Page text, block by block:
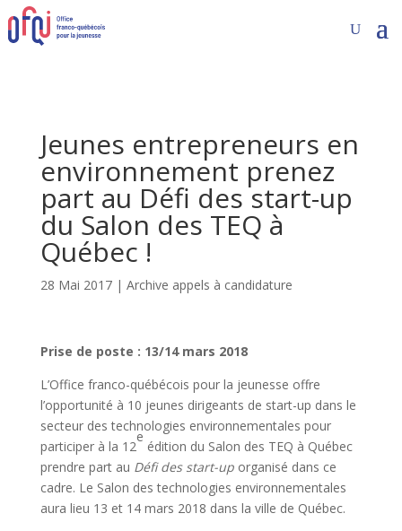
Jeunes entrepreneurs en
environnement prenez
part au Défi des start-up
du Salon des TEQ à
Québec !
28 Mai 2017| Archive appels à candidature
Prise de poste : 13/14 mars 2018
L’Office franco-québécois pour la jeunesse offre
l’opportunité à 10 jeunes dirigeants de start-up dans le
secteur des technologies environnementales pour
participer à la 12
e
édition du Salon des TEQ à Québec
prendre part au Défi des start-up organisé dans ce
cadre. Le Salon des technologies environnementales
aura lieu 13 et 14 mars 2018 dans la ville de Québec.